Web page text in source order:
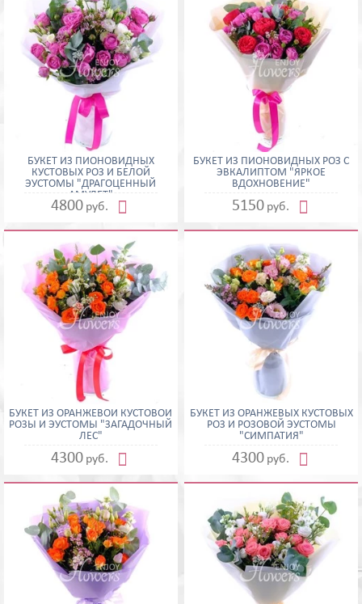
БУКЕТ ИЗ ПИОНОВИДНЫХ
КУСТОВЫХ РОЗ И БЕЛОЙ
ЭУСТОМЫ "ДРАГОЦЕННЫЙ
АМУЛЕТ"
4800 руб. 
БУКЕТ ИЗ ПИОНОВИДНЫХ РОЗ С
ЭВКАЛИПТОМ "ЯРКОЕ
ВДОХНОВЕНИЕ"
5150 руб. 
БУКЕТ ИЗ ОРАНЖЕВОЙ КУСТОВОЙ
РОЗЫ И ЭУСТОМЫ "ЗАГАДОЧНЫЙ
ЛЕС"
4300 руб. 
БУКЕТ ИЗ ОРАНЖЕВЫХ КУСТОВЫХ
РОЗ И РОЗОВОЙ ЭУСТОМЫ
"СИМПАТИЯ"
4300 руб. 